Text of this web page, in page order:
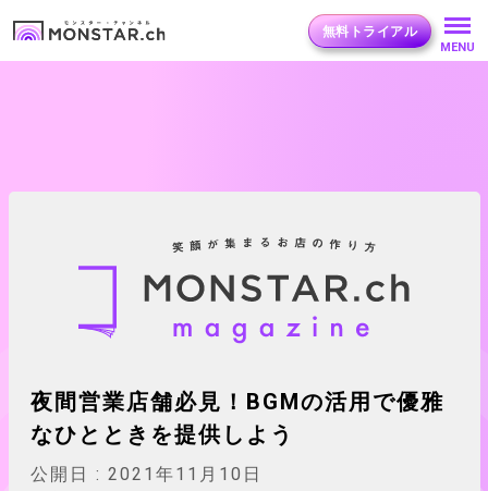
無料トライアル
MENU
夜間営業店舗必見！BGMの活用で優雅
なひとときを提供しよう
公開日 : 2021年11月10日